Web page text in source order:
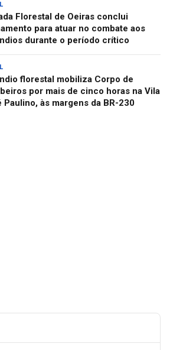
Florestal de Oeiras conclui
para atuar no combate aos
durante o período crítico
florestal mobiliza Corpo de
por mais de cinco horas na Vila
Paulino, às margens da BR-230